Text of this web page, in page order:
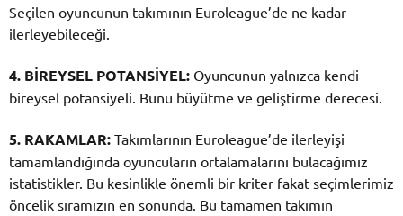
Seçilen oyuncunun takımının Euroleague’de ne kadar
ilerleyebileceği.
4. BİREYSEL POTANSİYEL: Oyuncunun yalnızca kendi
bireysel potansiyeli. Bunu büyütme ve geliştirme derecesi.
5. RAKAMLAR: Takımlarının Euroleague’de ilerleyişi
tamamlandığında oyuncuların ortalamalarını bulacağımız
istatistikler. Bu kesinlikle önemli bir kriter fakat seçimlerimiz
öncelik sıramızın en sonunda. Bu tamamen takımın